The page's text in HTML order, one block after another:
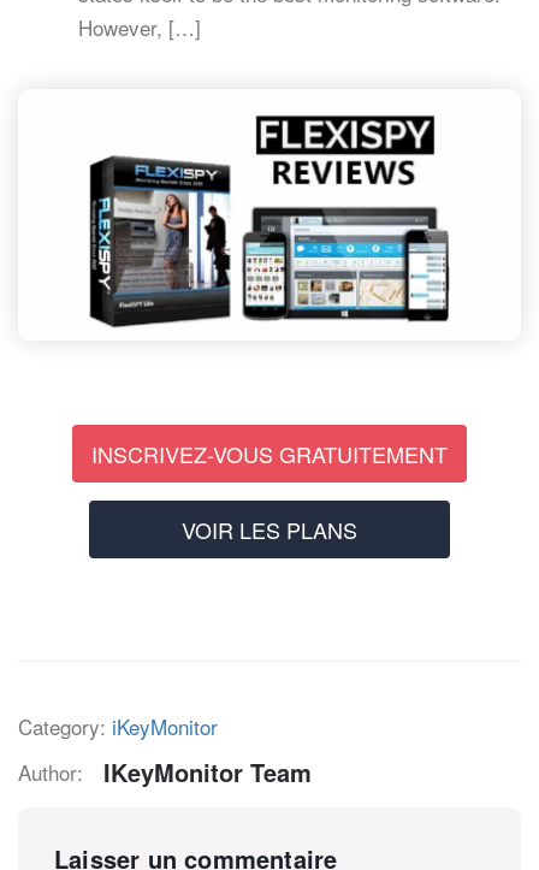
However, […]
INSCRIVEZ-VOUS GRATUITEMENT
VOIR LES PLANS
Category: iKeyMonitor
Author:
IKeyMonitor Team
Laisser un commentaire